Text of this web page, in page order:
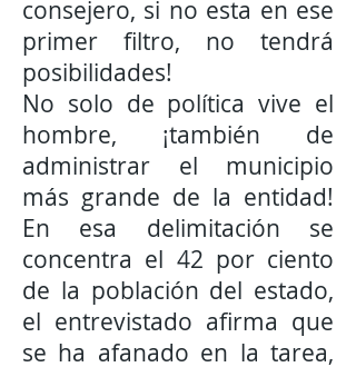
consejero, si no esta en ese
primer filtro, no tendrá
posibilidades!
No solo de política vive el
hombre, ¡también de
administrar el municipio
más grande de la entidad!
En esa delimitación se
concentra el 42 por ciento
de la población del estado,
el entrevistado afirma que
se ha afanado en la tarea,